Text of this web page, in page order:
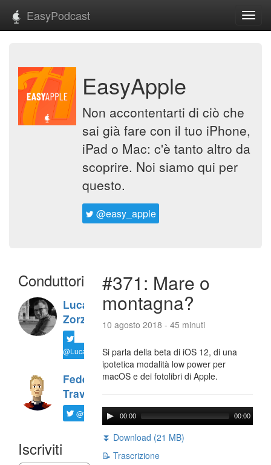
EasyPodcast
EasyApple
Non accontentarti di ciò che
sai già fare con il tuo iPhone,
iPad o Mac: c'è tanto altro da
scoprire. Noi siamo qui per
questo.
@easy_apple
Conduttori
Luca
Zorzi
@LucaTNT
Federico
Travaini
@ftrava
Iscriviti
#371: Mare o
montagna?
10 agosto 2018 - 45 minuti
Si parla della beta di iOS 12, di una
ipotetica modalità low power per
macOS e dei fotolibri di Apple.
00:00 00:00
⏬ Download (21 MB)
📝 Trascrizione